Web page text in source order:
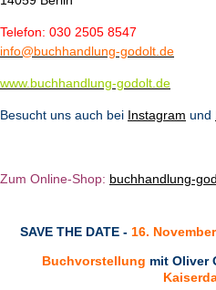
Telefon: 030 2505 8547
info@buchhandlung-godolt.de
www.buchhandlung-godolt.de
Besucht uns auch bei Instagram und
Zum Online-Shop: buchhandlung-
SAVE THE DATE - 16. November
Buchvorstellung mit Oliver